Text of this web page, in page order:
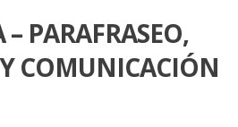
PARAFRASEO,
COMUNICACIÓN